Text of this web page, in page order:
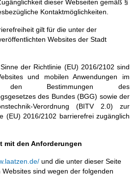
dieser Webseiten gemäß §
Kontaktmöglichkeiten.
gilt für die unter der
Websites der Stadt
der Richtlinie (EU) 2016/2102 sind
und mobilen Anwendungen im
Bestimmungen des
des Bundes (BGG) sowie der
Verordnung (BITV 2.0) zur
(EU) 2016/2102 barrierefrei zugänglich
mit den Anforderungen
und die unter dieser Seite
sind wegen der folgenden